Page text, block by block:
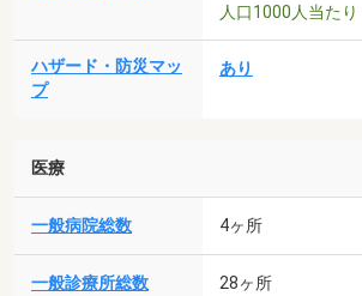
人口1000人当たり
ハザード・防災マッ
プ
あり
医療
一般病院総数 4ヶ所
一般診療所総数 28ヶ所